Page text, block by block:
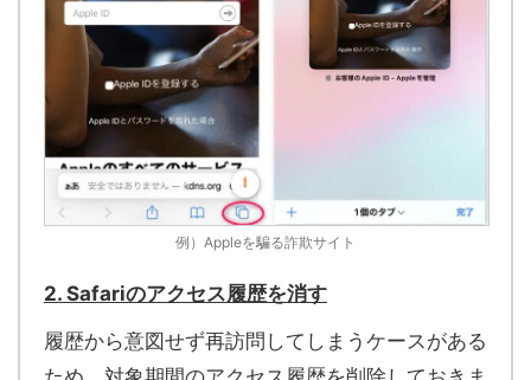
例）Appleを騙る詐欺サイト
2. Safariのアクセス履歴を消す
履歴から意図せず再訪問してしまうケースがある